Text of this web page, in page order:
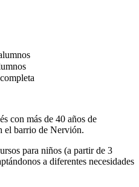
con más de 40 años de
el barrio de Nervión.
para niños (a partir de 3
a diferentes necesidades